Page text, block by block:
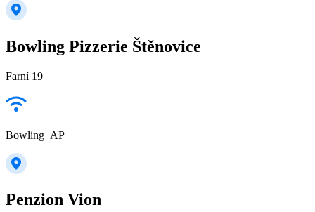
Bowling Pizzerie Štěnovice
Farní 19
Bowling_AP
Penzion Vion